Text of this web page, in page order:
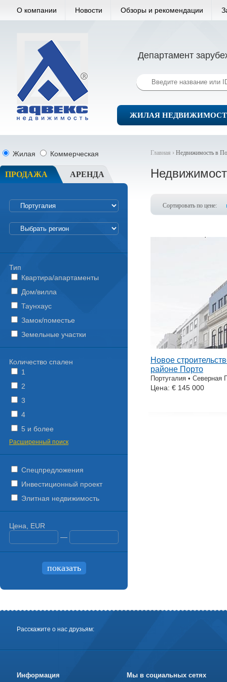
О компании Новости Обзоры и рекомендации
Департамент
ЖИЛАЯ
Главная › Недвижимость в
Сортировать по цене:
Новое
районе Порто
Португалия • Северная
Цена: € 145 000
Жилая Коммерческая
ПРОДАЖА АРЕНДА
Тип
Квартира/апартаменты
Дом/вилла
Таунхаус
Замок/поместье
Земельные участки
Количество спален
1
2
3
4
5 и более
Расширенный поиск
Спецпредложения
Инвестиционный проект
Элитная недвижимость
Цена, EUR
—
Расскажите о нас друзьям:
Информация Мы в социальных сетях